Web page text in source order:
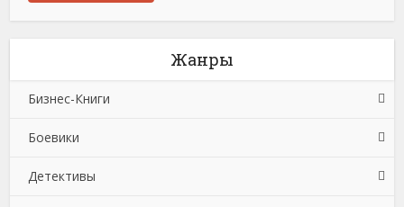
Жанры
Бизнес-Книги
Банковское дело
Бухучет, налогообложение, аудит
Боевики
Боевики: Прочее
Детективы